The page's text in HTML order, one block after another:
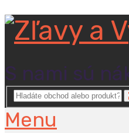
S nami sú
Menu